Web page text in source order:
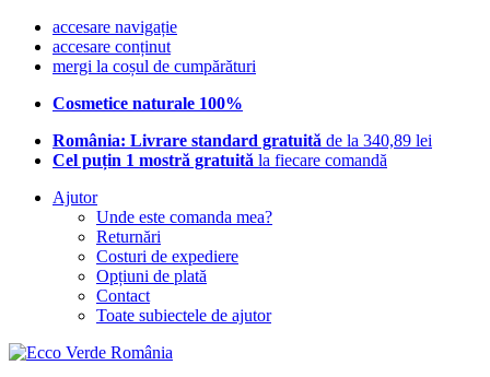
accesare navigație
accesare conținut
mergi la coșul de cumpărături
Cosmetice naturale 100%
România: Livrare standard gratuită de la 340,89 lei
Cel puțin 1 mostră gratuită la fiecare comandă
Ajutor
Unde este comanda mea?
Returnări
Costuri de expediere
Opțiuni de plată
Contact
Toate subiectele de ajutor